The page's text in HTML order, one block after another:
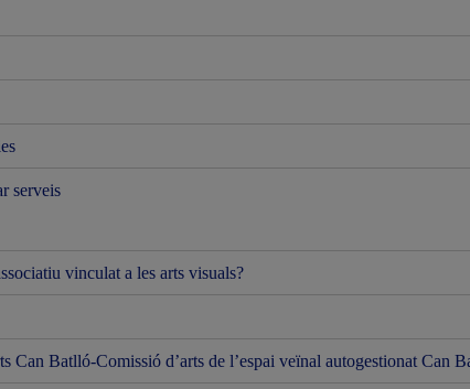
serveis
vinculat a les arts visuals?
Batlló-Comissió d’arts de l’espai veïnal autogestionat Can